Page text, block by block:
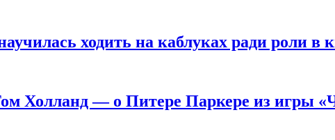
ходить на каблуках ради роли в
Холланд — о Питере Паркере из игры